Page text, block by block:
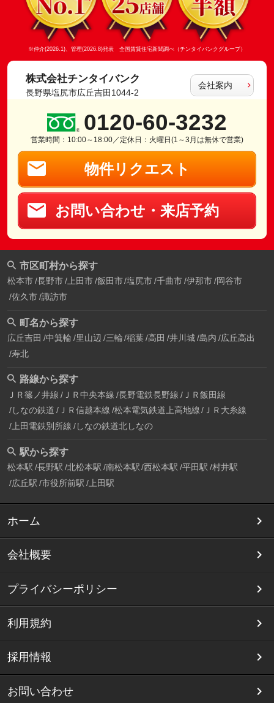
※仲介(2026.1)、管理(2026.8)発表 全国賃貸住宅新聞調べ（チンタイバンクグループ）
株式会社チンタイバンク
長野県塩尻市広丘吉田1044-2
会社案内
0120-60-3232
営業時間：10:00～18:00／定休日：火曜日(1～3月は無休で営業)
物件リクエスト
お問い合わせ・来店予約
市区町村から探す
松本市 長野市 上田市 飯田市 塩尻市 千曲市 伊那市 岡谷市
佐久市 諏訪市
町名から探す
広丘吉田 中箕輪 里山辺 三輪 稲葉 高田 井川城 島内 広丘高出
寿北
路線から探す
ＪＲ篠ノ井線 ＪＲ中央本線 長野電鉄長野線 ＪＲ飯田線
しなの鉄道 ＪＲ信越本線 松本電気鉄道上高地線
ＪＲ大糸線
上田電鉄別所線 しなの鉄道北しなの
駅から探す
松本駅 長野駅 北松本駅 南松本駅 西松本駅 平田駅 村井駅
広丘駅 市役所前駅 上田駅
ホーム
会社概要
プライバシーポリシー
利用規約
採用情報
お問い合わせ